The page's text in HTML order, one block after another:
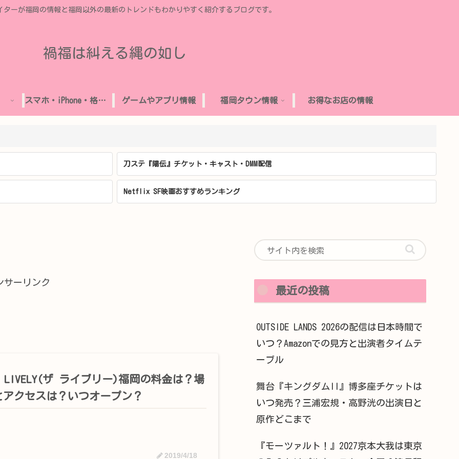
ターが福岡の情報と福岡以外の最新のトレンドもわかりやすく紹介するブログです。
禍福は糾える縄の如し
スマホ・iPhone・格安SIM ゲームやアプリ情報 福岡タウン情報 お得なお店の情報
刀ステ『陽伝』チケット・キャスト・DMM配信
Netflix SF映画おすすめランキング
サーリンク
LIVELY(ザ ライブリー)福岡の料金は？場
アクセスは？いつオープン？
2019/4/18
最近の投稿
OUTSIDE LANDS 2026の配信は日本時間で
いつ？Amazonでの見方と出演者タイムテ
ーブル
舞台『キングダムII』博多座チケットは
いつ発売？三浦宏規・高野洸の出演日と
原作どこまで
『モーツァルト！』2027京本大我は東京